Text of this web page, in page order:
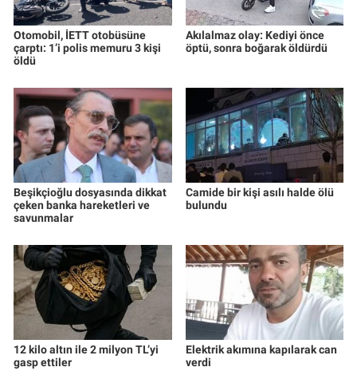
Otomobil, İETT otobüsüne
çarptı: 1’i polis memuru 3 kişi
öldü
Akılalmaz olay: Kediyi önce
öptü, sonra boğarak öldürdü
Beşikçioğlu dosyasında dikkat
çeken banka hareketleri ve
savunmalar
Camide bir kişi asılı halde ölü
bulundu
12 kilo altın ile 2 milyon TL’yi
gasp ettiler
Elektrik akımına kapılarak can
verdi